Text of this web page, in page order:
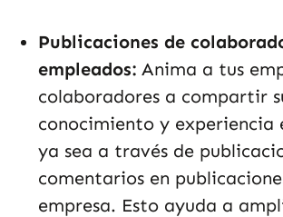
Publicaciones de
empleados: Anima a tus
colaboradores a compartir
conocimiento y experiencia
ya sea a través de
comentarios en
empresa. Esto ayuda a